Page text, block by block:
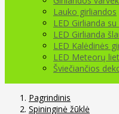
Lauko girliandos
LED Girlianda
LED Girlianda
LED Kalėdinės
LED Meteorų
Šviečiančios
Pagrindinis
Spininginė žūklė